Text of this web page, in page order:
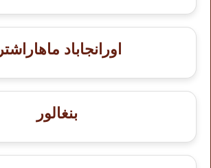
اورانجاباد ماهاراشترا
بنغالور